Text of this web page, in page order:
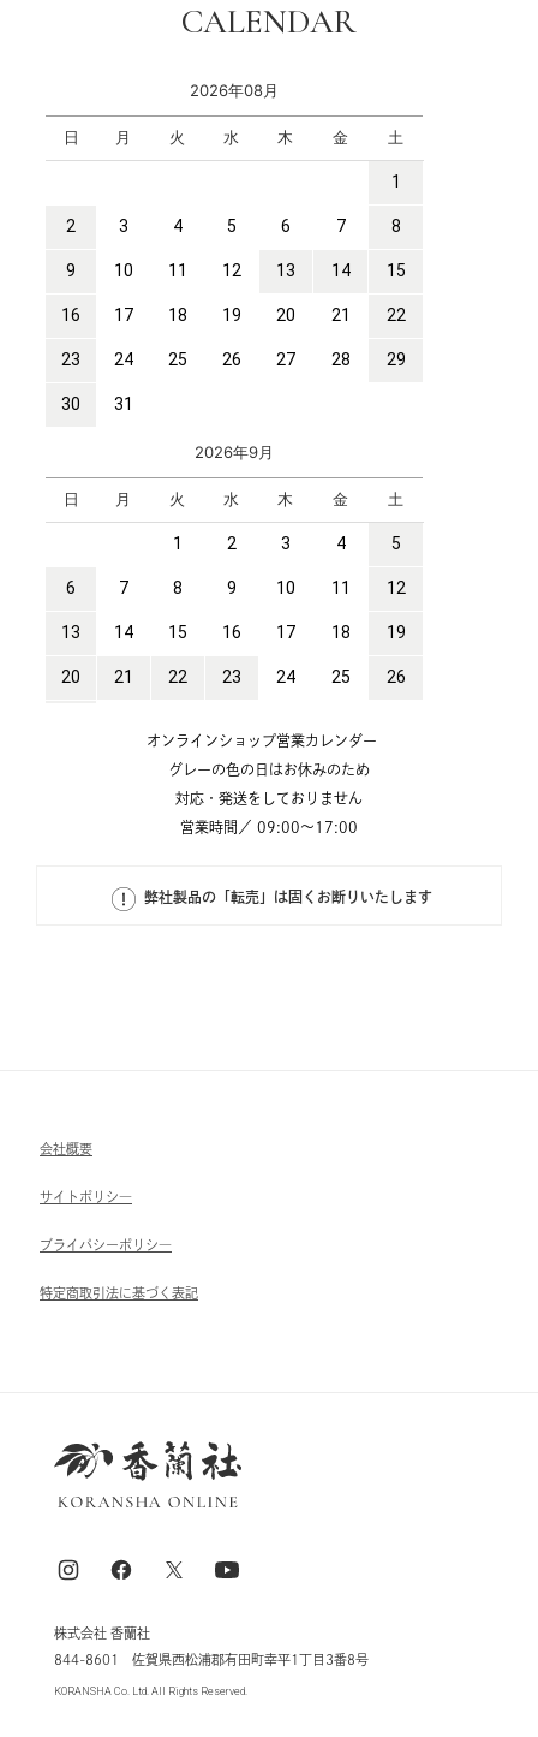
CALENDAR
オンラインショップ営業カレンダー
グレーの色の日はお休みのため
対応・発送をしておりません
営業時間／ 09:00～17:00
弊社製品の「転売」は固くお断りいたします
会社概要
サイトポリシ―
ブライパシーポリシ―
特定商取引法に基づく表記
株式会社 香蘭社
844-8601 佐賀県西松浦郡有田町幸平1丁目3番8号
KORANSHA Co. Ltd. All Rights Reserved.